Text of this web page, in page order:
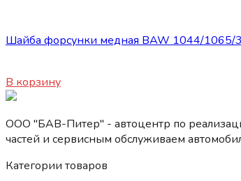
Шайба форсунки медная BAW 1044/
В корзину
ООО "БАВ-Питер" - автоцентр по
частей и сервисным обслуживаем
Категории товаров